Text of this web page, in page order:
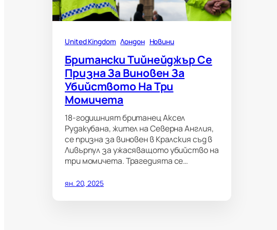
United Kingdom Лондон Новини
Британски Тийнейджър Се
Призна За Виновен За
Убийството На Три
Момичета
18-годишният британец Аксел
Рудакубана, жител на Северна Англия,
се призна за виновен в Кралския съд в
Ливърпул за ужасяващото убийство на
три момичета. Трагедията се…
ян. 20, 2025